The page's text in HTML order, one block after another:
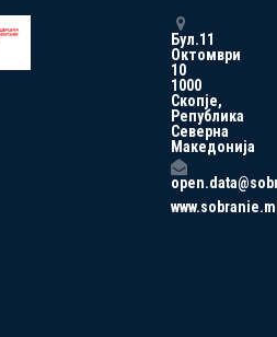
Бул.11
Октомври
10
1000
Скопје,
Република
Северна
Македонија